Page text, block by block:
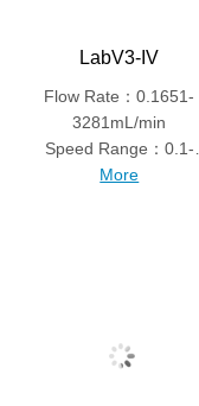
LabV3-IV
Flow Rate：0.1651-
3281mL/min
Speed Range：0.1-
350rpm
More